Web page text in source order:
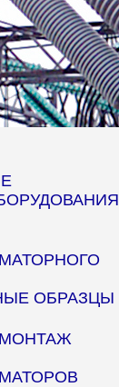
ОБРАЗЦЫ